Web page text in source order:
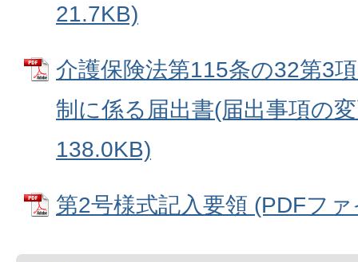
21.7KB)
介護保険法第115条の32第3
制に係る届出書(届出事項の
138.0KB)
第2号様式記入要領 (PDFフ